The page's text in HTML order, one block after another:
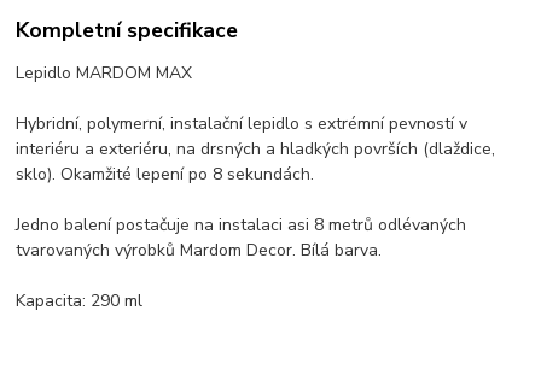
Kompletní specifikace
Lepidlo MARDOM MAX
Hybridní, polymerní, instalační lepidlo s extrémní pevností v
interiéru a exteriéru, na drsných a hladkých površích (dlaždice,
sklo). Okamžité lepení po 8 sekundách.
Jedno balení postačuje na instalaci asi 8 metrů odlévaných
tvarovaných výrobků Mardom Decor. Bílá barva.
Kapacita: 290 ml